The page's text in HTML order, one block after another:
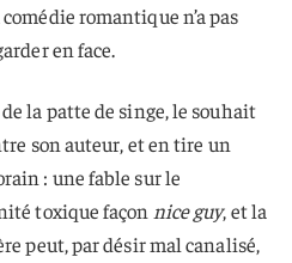
romantique n’a pas
en face.
la patte de singe, le souhait
son auteur, et en tire un
: une fable sur le
toxique façonnice guy, et la
peut, par désir mal canalisé,